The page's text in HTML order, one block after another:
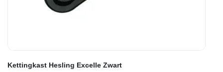
Kettingkast Hesling Excelle Zwart